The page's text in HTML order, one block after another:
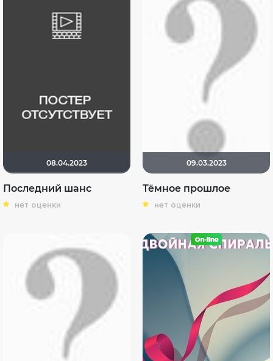
08.04.2023
Последний шанс
нет оценки
09.03.2023
Тёмное прошлое
нет оценки